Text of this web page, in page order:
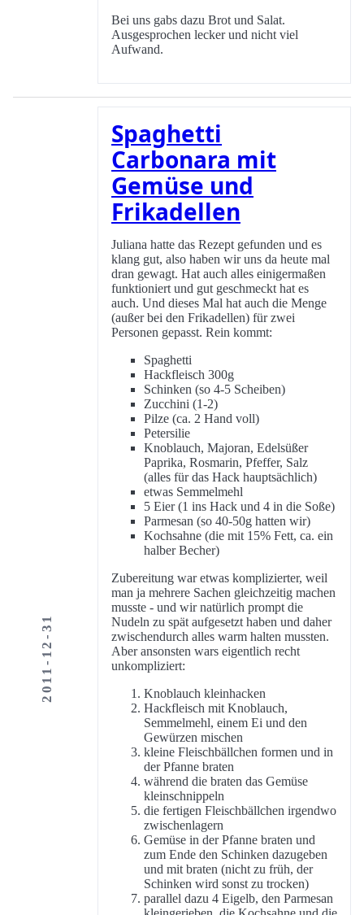
Bei uns gabs dazu Brot und Salat.
Ausgesprochen lecker und nicht viel
Aufwand.
2011-12-31
Spaghetti
Carbonara mit
Gemüse und
Frikadellen
Juliana hatte das Rezept gefunden und es
klang gut, also haben wir uns da heute mal
dran gewagt. Hat auch alles einigermaßen
funktioniert und gut geschmeckt hat es
auch. Und dieses Mal hat auch die Menge
(außer bei den Frikadellen) für zwei
Personen gepasst. Rein kommt:
Spaghetti
Hackfleisch 300g
Schinken (so 4-5 Scheiben)
Zucchini (1-2)
Pilze (ca. 2 Hand voll)
Petersilie
Knoblauch, Majoran, Edelsüßer
Paprika, Rosmarin, Pfeffer, Salz
(alles für das Hack hauptsächlich)
etwas Semmelmehl
5 Eier (1 ins Hack und 4 in die Soße)
Parmesan (so 40-50g hatten wir)
Kochsahne (die mit 15% Fett, ca. ein
halber Becher)
Zubereitung war etwas komplizierter, weil
man ja mehrere Sachen gleichzeitig machen
musste - und wir natürlich prompt die
Nudeln zu spät aufgesetzt haben und daher
zwischendurch alles warm halten mussten.
Aber ansonsten wars eigentlich recht
unkompliziert:
Knoblauch kleinhacken
Hackfleisch mit Knoblauch,
Semmelmehl, einem Ei und den
Gewürzen mischen
kleine Fleischbällchen formen und in
der Pfanne braten
während die braten das Gemüse
kleinschnippeln
die fertigen Fleischbällchen irgendwo
zwischenlagern
Gemüse in der Pfanne braten und
zum Ende den Schinken dazugeben
und mit braten (nicht zu früh, der
Schinken wird sonst zu trocken)
parallel dazu 4 Eigelb, den Parmesan